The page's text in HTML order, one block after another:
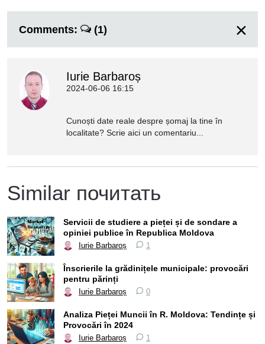
Comments: (1)
Iurie Barbaroș
2024-06-06 16:15
Cunoști date reale despre șomaj la tine în
localitate? Scrie aici un comentariu...
Similar почитать
Servicii de studiere a pieței și de sondare a
opiniei publice în Republica Moldova
Iurie Barbaroș 1
Înscrierile la grădinițele municipale: provocări
pentru părinți
Iurie Barbaroș 0
Analiza Pieței Muncii în R. Moldova: Tendințe și
Provocări în 2024
Iurie Barbaroș 1